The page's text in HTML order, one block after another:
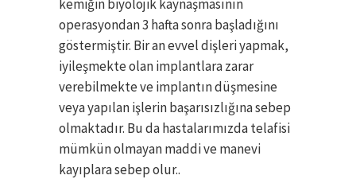
kemiğin biyolojik kaynaşmasının
operasyondan 3 hafta sonra başladığını
göstermiştir. Bir an evvel dişleri yapmak,
iyileşmekte olan implantlara zarar
verebilmekte ve implantın düşmesine
veya yapılan işlerin başarısızlığına sebep
olmaktadır. Bu da hastalarımızda telafisi
mümkün olmayan maddi ve manevi
kayıplara sebep olur..